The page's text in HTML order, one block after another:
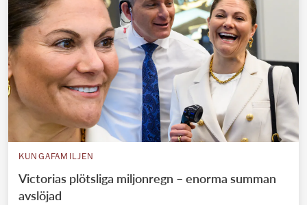
KUNGAFAMILJEN
Victorias plötsliga miljonregn – enorma summan
avslöjad